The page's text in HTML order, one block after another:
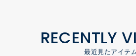
RECENTLY
最近見たアイテ